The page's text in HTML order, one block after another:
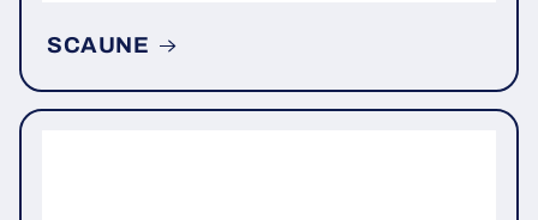
SCAUNE